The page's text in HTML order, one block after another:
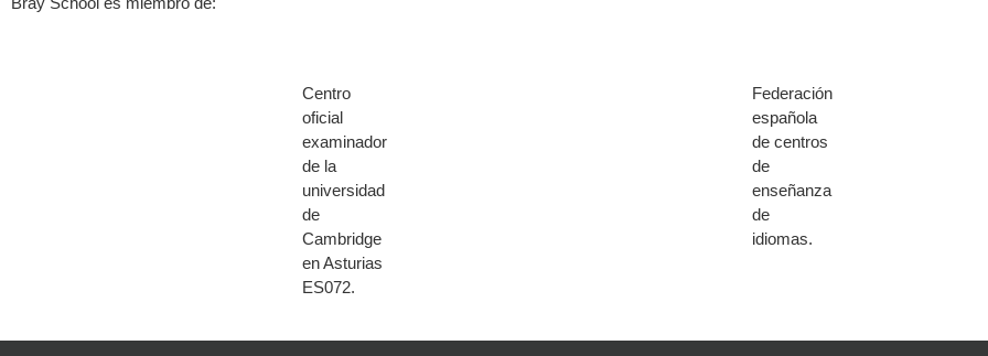
Centro
oficial
examinador
de la
universidad
de
Cambridge
en Asturias
ES072.
Federación
española
de centros
de
enseñanza
de
idiomas.